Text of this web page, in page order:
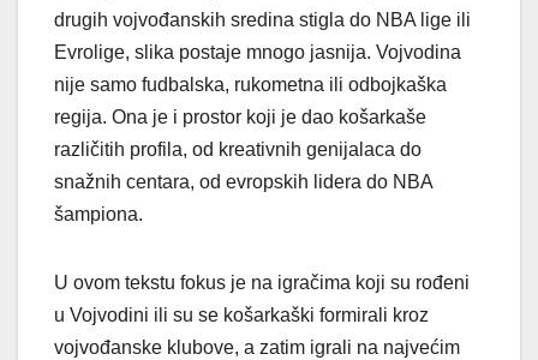
drugih vojvođanskih sredina stigla do NBA lige ili
Evrolige, slika postaje mnogo jasnija. Vojvodina
nije samo fudbalska, rukometna ili odbojkaška
regija. Ona je i prostor koji je dao košarkaše
različitih profila, od kreativnih genijalaca do
snažnih centara, od evropskih lidera do NBA
šampiona.
U ovom tekstu fokus je na igračima koji su rođeni
u Vojvodini ili su se košarkaški formirali kroz
vojvođanske klubove, a zatim igrali na najvećim